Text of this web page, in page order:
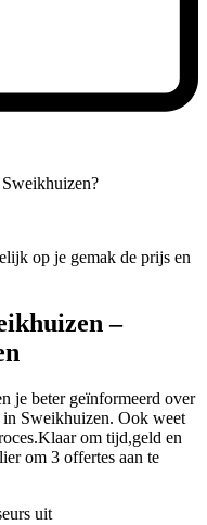
op je gemak de prijs en
–
je beter geïnformeerd over
in Sweikhuizen. Ook weet
om tijd,geld en
om 3 offertes aan te
uit